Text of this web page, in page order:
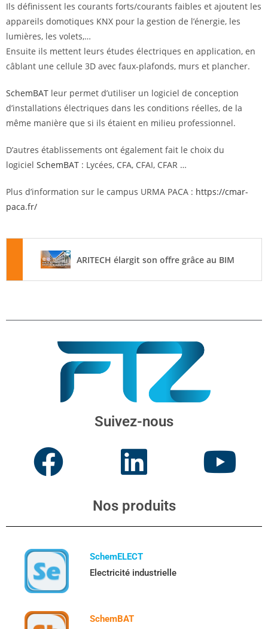
Ils définissent les courants forts/courants faibles et ajoutent les
appareils domotiques KNX pour la gestion de l’énergie, les
lumières, les volets,…
Ensuite ils mettent leurs études électriques en application, en
câblant une cellule 3D avec faux-plafonds, murs et plancher.
SchemBAT leur permet d’utiliser un logiciel de conception
d’installations électriques dans les conditions réelles, de la
même manière que si ils étaient en milieu professionnel.
D’autres établissements ont également fait le choix du
logiciel SchemBAT : Lycées, CFA, CFAI, CFAR …
Plus d’information sur le campus URMA PACA : https://cmar-
paca.fr/
ARITECH élargit son offre grâce au BIM
Suivez-nous
Nos produits
SchemELECT
Electricité industrielle
SchemBAT